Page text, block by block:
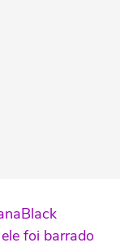
foi barrado